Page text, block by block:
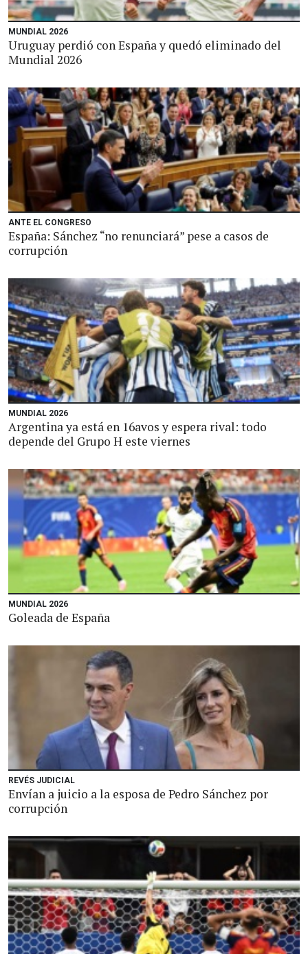
MUNDIAL 2026
Uruguay perdió con España y quedó eliminado del
Mundial 2026
ANTE EL CONGRESO
España: Sánchez “no renunciará” pese a casos de
corrupción
MUNDIAL 2026
Argentina ya está en 16avos y espera rival: todo
depende del Grupo H este viernes
MUNDIAL 2026
Goleada de España
REVÉS JUDICIAL
Envían a juicio a la esposa de Pedro Sánchez por
corrupción